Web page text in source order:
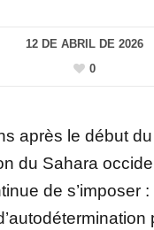
12 DE ABRIL DE 2026
0
après le début
du Sahara
de s’imposer